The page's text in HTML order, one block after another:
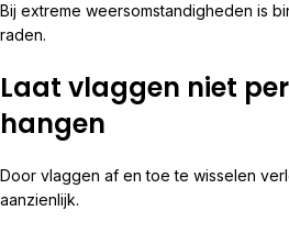
Bij extreme weersomstandigheden is
raden.
Laat vlaggen niet
hangen
Door vlaggen af en toe te wisselen
aanzienlijk.